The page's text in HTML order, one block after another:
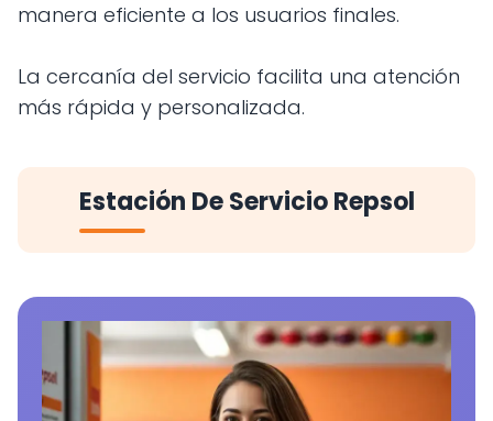
manera eficiente a los usuarios finales.
La cercanía del servicio facilita una atención
más rápida y personalizada.
Estación De Servicio Repsol